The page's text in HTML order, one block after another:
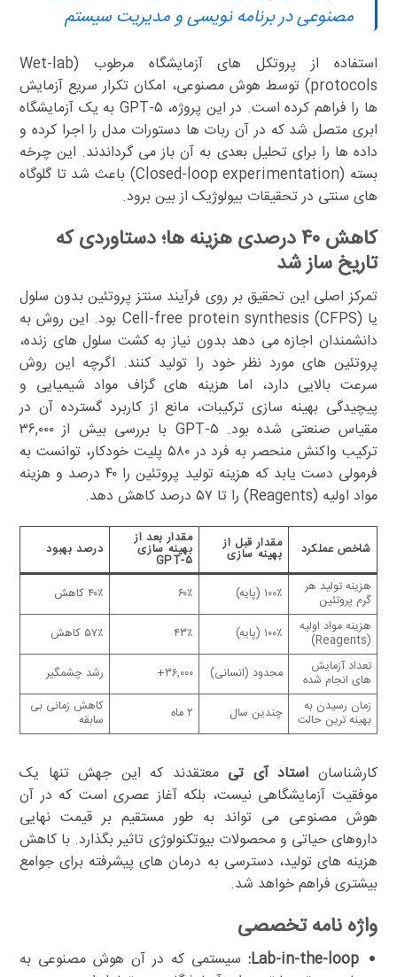
مصنوعی در برنامه نویسی و مدیریت سیستم
استفاده از پروتکل های آزمایشگاه مرطوب (Wet-lab
protocols) توسط هوش مصنوعی، امکان تکرار سریع آزمایش
ها را فراهم کرده است. در این پروژه، GPT-۵ به یک آزمایشگاه
ابری متصل شد که در آن ربات ها دستورات مدل را اجرا کرده و
داده ها را برای تحلیل بعدی به آن باز می گرداندند. این چرخه
بسته (Closed-loop experimentation) باعث شد تا گلوگاه
های سنتی در تحقیقات بیولوژیک از بین برود.
کاهش ۴۰ درصدی هزینه ها؛ دستاوردی که
تاریخ ساز شد
تمرکز اصلی این تحقیق بر روی فرآیند سنتز پروتئین بدون سلول
یا Cell-free protein synthesis (CFPS) بود. این روش به
دانشمندان اجازه می دهد بدون نیاز به کشت سلول های زنده،
پروتئین های مورد نظر خود را تولید کنند. اگرچه این روش
سرعت بالایی دارد، اما هزینه های گزاف مواد شیمیایی و
پیچیدگی بهینه سازی ترکیبات، مانع از کاربرد گسترده آن در
مقیاس صنعتی شده بود. GPT-۵ با بررسی بیش از ۳۶,۰۰۰
ترکیب واکنش منحصر به فرد در ۵۸۰ پلیت خودکار، توانست به
فرمولی دست یابد که هزینه تولید پروتئین را ۴۰ درصد و هزینه
مواد اولیه (Reagents) را تا ۵۷ درصد کاهش دهد.
شاخص عملکرد مقدار قبل از
بهینه سازی
مقدار بعد از
بهینه سازی
GPT-۵
درصد بهبود
هزینه تولید هر
گرم پروتئین ۱۰۰٪ (پایه) ۶۰٪
۴۰٪ کاهش
هزینه مواد اولیه
(Reagents) ۱۰۰٪ (پایه) ۴۳٪
۵۷٪ کاهش
تعداد آزمایش
های انجام شده محدود (انسانی) ۳۶,۰۰۰+
رشد چشمگیر
زمان رسیدن به
بهینه ترین حالت چندین سال ۲ ماه کاهش زمانی بی
سابقه
کارشناسان استاد آی تی معتقدند که این جهش تنها یک
موفقیت آزمایشگاهی نیست، بلکه آغاز عصری است که در آن
هوش مصنوعی می تواند به طور مستقیم بر قیمت نهایی
داروهای حیاتی و محصولات بیوتکنولوژی تاثیر بگذارد. با کاهش
هزینه های تولید، دسترسی به درمان های پیشرفته برای جوامع
بیشتری فراهم خواهد شد.
واژه نامه تخصصی
Lab-in-the-loop:سیستمی که در آن هوش مصنوعی به